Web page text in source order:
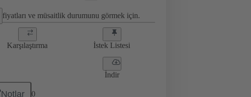
fiyatları ve müsaitlik durumunu görmek için.
Karşılaştırma İstek Listesi
İndir
Notlar 0